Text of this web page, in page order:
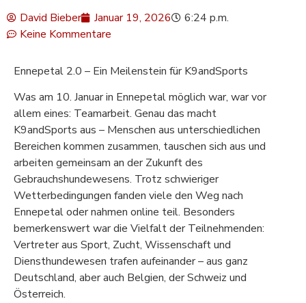
David Bieber Januar 19, 2026
6:24 p.m.
Keine Kommentare
Ennepetal 2.0 – Ein Meilenstein für K9andSports
Was am 10. Januar in Ennepetal möglich war, war vor
allem eines: Teamarbeit. Genau das macht
K9andSports aus – Menschen aus unterschiedlichen
Bereichen kommen zusammen, tauschen sich aus und
arbeiten gemeinsam an der Zukunft des
Gebrauchshundewesens. Trotz schwieriger
Wetterbedingungen fanden viele den Weg nach
Ennepetal oder nahmen online teil. Besonders
bemerkenswert war die Vielfalt der Teilnehmenden:
Vertreter aus Sport, Zucht, Wissenschaft und
Diensthundewesen trafen aufeinander – aus ganz
Deutschland, aber auch Belgien, der Schweiz und
Österreich.